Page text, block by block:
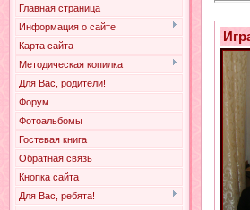
Главная страница
Информация о сайте
Карта сайта
Методическая копилка
Для Вас, родители!
Форум
Фотоальбомы
Гостевая книга
Обратная связь
Кнопка сайта
Для Вас, ребята!